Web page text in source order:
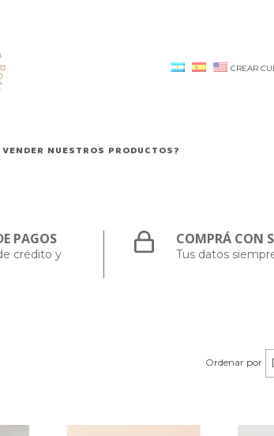
CREAR
VENDER NUESTROS PRODUCTOS?
PAGOS
crédito y
COMPRÁ CON
Tus datos
Ordenar por